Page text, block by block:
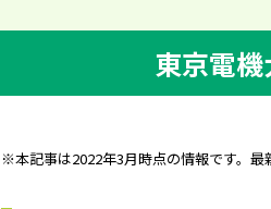
東京電
※本記事は2022年3月時点の情報です。最